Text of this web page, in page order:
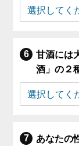
甘酒には
酒」の２
あなたの